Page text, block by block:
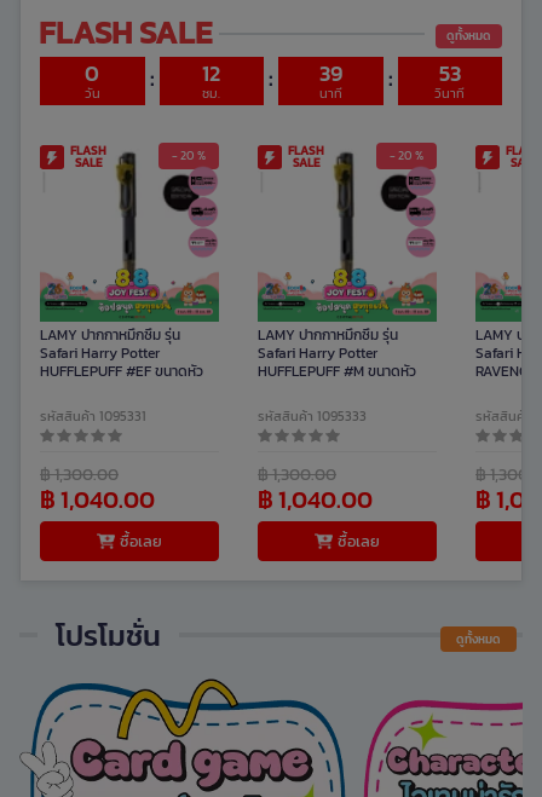
FLASH SALE
0
วัน : 12
ชม. : 39
นาที : 52
วินาที
ดูทั้งหมด
FLASH
SALE - 20 %
LAMY ปากกาหมึกซึม รุ่น
Safari Harry Potter
HUFFLEPUFF #EF ขนาดหัว
รหัสสินค้า 1095331
฿ 1,300.00
฿ 1,040.00
ซื้อเลย
FLASH
SALE - 20 %
LAMY ปากกาหมึกซึม รุ่น
Safari Harry Potter
HUFFLEPUFF #M ขนาดหัว
รหัสสินค้า 1095333
฿ 1,300.00
฿ 1,040.00
ซื้อเลย
FLASH
SALE
LAMY ปา
Safari
รหัสสินค้า
฿
฿
โปรโมชั่น ดูทั้งหมด